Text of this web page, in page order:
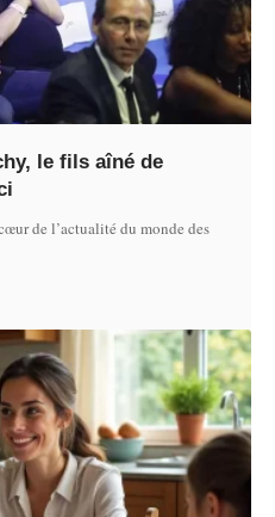
le fils aîné de
de l’actualité du monde des